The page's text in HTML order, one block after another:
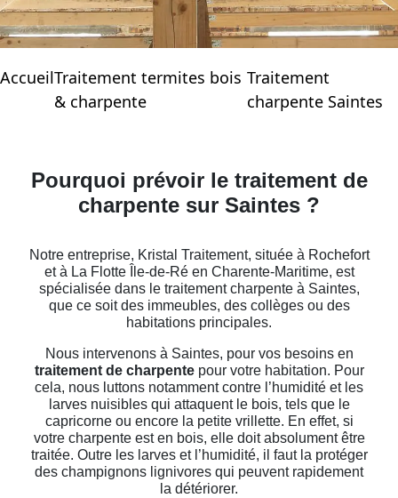
AccueilTraitement termites bois
& charpente
Traitement
charpente Saintes
Pourquoi prévoir le traitement de
charpente sur Saintes ?
Notre entreprise, Kristal Traitement, située à Rochefort
et à La Flotte Île-de-Ré en Charente-Maritime, est
spécialisée dans le traitement charpente à Saintes,
que ce soit des immeubles, des collèges ou des
habitations principales.
Nous intervenons à Saintes, pour vos besoins en
traitement de charpentepour votre habitation. Pour
cela, nous luttons notamment contre l’humidité et les
larves nuisibles qui attaquent le bois, tels que le
capricorne ou encore la petite vrillette. En effet, si
votre charpente est en bois, elle doit absolument être
traitée. Outre les larves et l’humidité, il faut la protéger
des champignons lignivores qui peuvent rapidement
la détériorer.